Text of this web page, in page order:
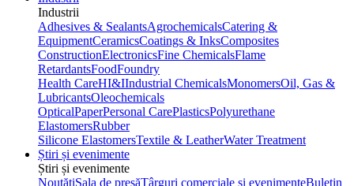
Industrii
Adhesives & SealantsAgrochemicalsCatering &
EquipmentCeramicsCoatings & InksComposites
ConstructionElectronicsFine ChemicalsFlame
RetardantsFoodFoundry
Health CareHI&IIndustrial ChemicalsMonomersOil, Gas &
LubricantsOleochemicals
OpticalPaperPersonal CarePlasticsPolyurethane
ElastomersRubber
Silicone ElastomersTextile & LeatherWater Treatment
Știri și evenimente
Știri și evenimente
NoutățiSala de presăTârguri comerciale și evenimenteBuletin